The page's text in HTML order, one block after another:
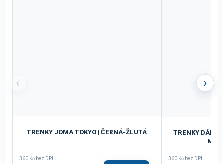
‹
TRENKY JOMA TOKYO | ČERNÁ-ŽLUTÁ
360 Kč bez DPH
TRENKY
360 Kč bez DPH
›